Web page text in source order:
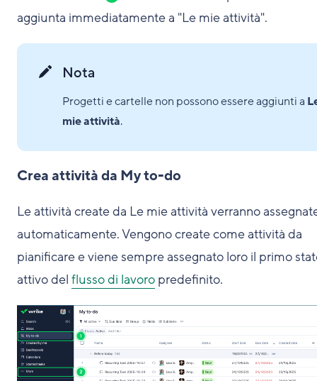
aggiunta immediatamente a "Le mie attività".
Nota
Progetti e cartelle non possono essere aggiunti a
mie attività.
Crea attività da My to-do
Le attività create da Le mie attività verranno
automaticamente. Vengono create come attività da
pianificare e viene sempre assegnato loro il primo
attivo del flusso di lavoro predefinito.